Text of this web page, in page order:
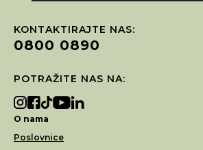
KONTAKTIRAJTE NAS:
0800 0890
POTRAŽITE NAS NA:
O nama
Poslovnice